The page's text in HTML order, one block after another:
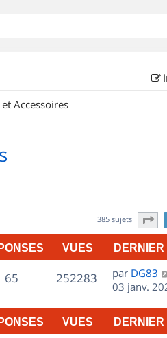
Accessoires
385 sujets
VUES
65R
p
252283V
D
e
par DG83
03 janv.
VUES